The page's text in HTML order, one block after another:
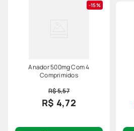
15%
Anador 500mg Com 4
Comprimidos
R$ 5,57
R$ 4,72